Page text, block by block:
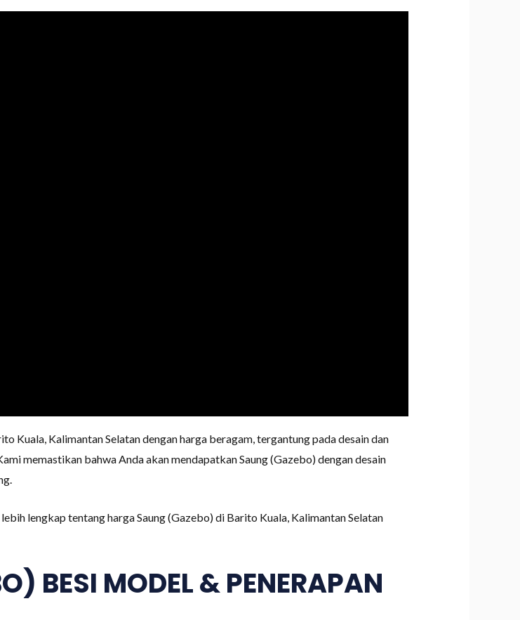
Kuala, Kalimantan Selatan dengan harga beragam, tergantung pada desain dan
memastikan bahwa Anda akan mendapatkan Saung (Gazebo) dengan desain
lengkap tentang harga Saung (Gazebo) di Barito Kuala, Kalimantan Selatan
BESI MODEL & PENERAPAN